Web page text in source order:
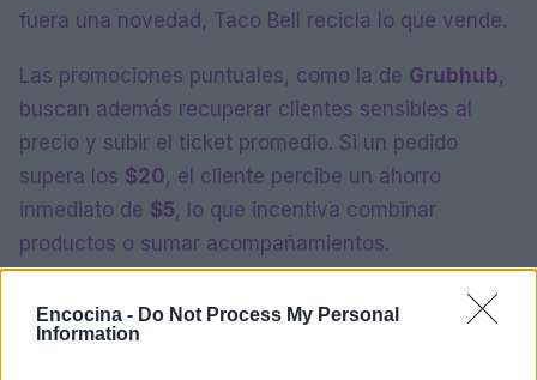
Encocina - Do Not Process My Personal
Information
fuera una novedad, Taco Bell recicla lo que vende.
Las promociones puntuales, como la de Grubhub,
buscan además recuperar clientes sensibles al
precio y subir el ticket promedio. Si un pedido
supera los $20, el cliente percibe un ahorro
inmediato de $5, lo que incentiva combinar
productos o sumar acompañamientos.
Sé que no es popular decirlo, pero esta táctica
también oculta una realidad: muchas cadenas